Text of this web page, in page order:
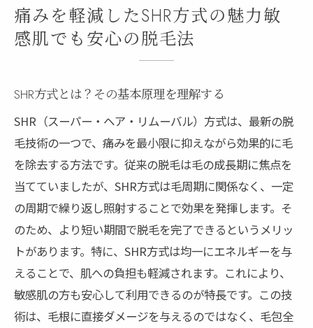
痛みを軽減したSHR方式の魅力敏
感肌でも安心の脱毛法
SHR方式とは？その基本原理を理解する
SHR（スーパー・ヘア・リムーバル）方式は、最新の脱
毛技術の一つで、痛みを最小限に抑えながら効果的に毛
を除去する方法です。従来の脱毛は毛の成長期に焦点を
当てていましたが、SHR方式は毛周期に関係なく、一定
の周期で繰り返し照射することで効果を発揮します。そ
のため、より短い期間で脱毛を完了できるというメリッ
トがあります。特に、SHR方式は均一にエネルギーを与
えることで、肌への負担も軽減されます。これにより、
敏感肌の方も安心して利用できるのが特長です。この技
術は、毛根に直接ダメージを与えるのではなく、毛包全